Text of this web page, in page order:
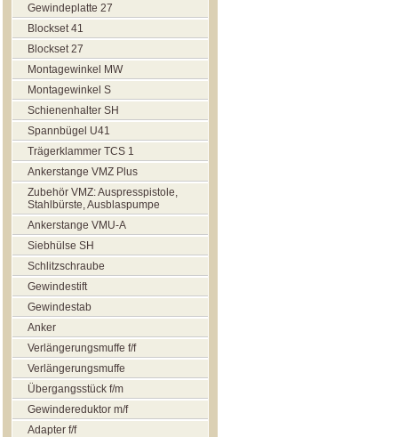
Gewindeplatte 27
Blockset 41
Blockset 27
Montagewinkel MW
Montagewinkel S
Schienenhalter SH
Spannbügel U41
Trägerklammer TCS 1
Ankerstange VMZ Plus
Zubehör VMZ: Auspresspistole,
Stahlbürste, Ausblaspumpe
Ankerstange VMU-A
Siebhülse SH
Schlitzschraube
Gewindestift
Gewindestab
Anker
Verlängerungsmuffe f/f
Verlängerungsmuffe
Übergangsstück f/m
Gewindereduktor m/f
Adapter f/f